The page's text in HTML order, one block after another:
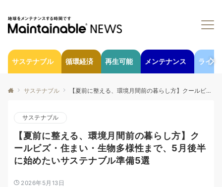
サステナブル 循環経済 再生可能 メンテナンス ライフ
サステナブル 【夏前に整える、環境月間前の暮らし方】クールビズ・住まい・生物多様性まで、5月後半に始めたいサステナブル準備5選
サステナブル
【夏前に整える、環境月間前の暮らし方】ク
ールビズ・住まい・生物多様性まで、5月後半
に始めたいサステナブル準備5選
2026年5月13日